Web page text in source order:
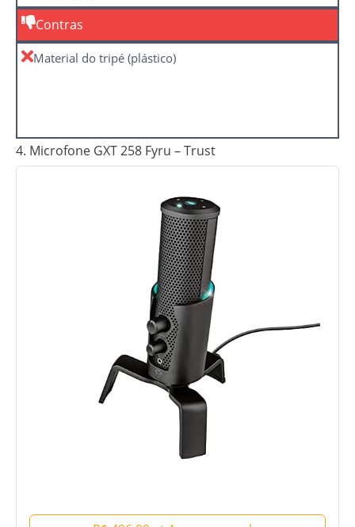
Contras
Material do tripé (plástico)
4. Microfone GXT 258 Fyru – Trust